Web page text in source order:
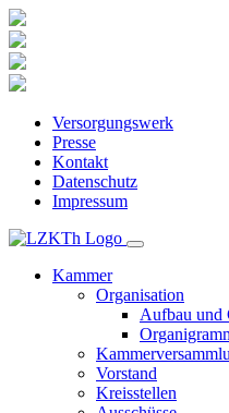
Versorgungswerk
Presse
Kontakt
Datenschutz
Impressum
Kammer
Organisation
Aufbau und
Vorstand
Kreisstellen